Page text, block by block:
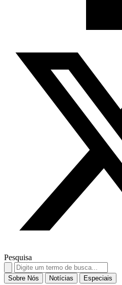
Pesquisa
Search
for:
Sobre Nós Notícias Especiais